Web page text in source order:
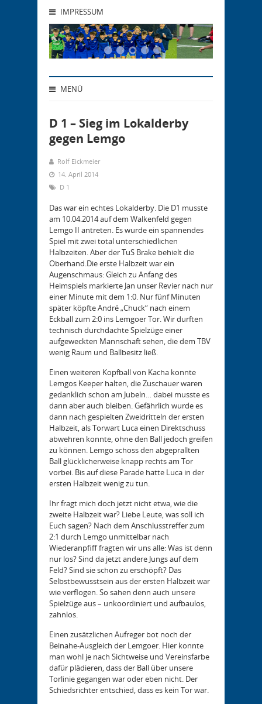
IMPRESSUM
MENÜ
D 1 – Sieg im Lokalderby
gegen Lemgo
Rolf Eickmeier
14. April 2014
D 1
Das war ein echtes Lokalderby. Die D1 musste
am 10.04.2014 auf dem Walkenfeld gegen
Lemgo II antreten. Es wurde ein spannendes
Spiel mit zwei total unterschiedlichen
Halbzeiten. Aber der TuS Brake behielt die
Oberhand.Die erste Halbzeit war ein
Augenschmaus: Gleich zu Anfang des
Heimspiels markierte Jan unser Revier nach nur
einer Minute mit dem 1:0. Nur fünf Minuten
später köpfte André „Chuck“ nach einem
Eckball zum 2:0 ins Lemgoer Tor. Wir durften
technisch durchdachte Spielzüge einer
aufgeweckten Mannschaft sehen, die dem TBV
wenig Raum und Ballbesitz ließ.
Einen weiteren Kopfball von Kacha konnte
Lemgos Keeper halten, die Zuschauer waren
gedanklich schon am Jubeln… dabei musste es
dann aber auch bleiben. Gefährlich wurde es
dann nach gespielten Zweidritteln der ersten
Halbzeit, als Torwart Luca einen Direktschuss
abwehren konnte, ohne den Ball jedoch greifen
zu können. Lemgo schoss den abgeprallten
Ball glücklicherweise knapp rechts am Tor
vorbei. Bis auf diese Parade hatte Luca in der
ersten Halbzeit wenig zu tun.
Ihr fragt mich doch jetzt nicht etwa, wie die
zweite Halbzeit war? Liebe Leute, was soll ich
Euch sagen? Nach dem Anschlusstreffer zum
2:1 durch Lemgo unmittelbar nach
Wiederanpfiff fragten wir uns alle: Was ist denn
nur los? Sind da jetzt andere Jungs auf dem
Feld? Sind sie schon zu erschöpft? Das
Selbstbewusstsein aus der ersten Halbzeit war
wie verflogen. So sahen denn auch unsere
Spielzüge aus – unkoordiniert und aufbaulos,
zahnlos.
Einen zusätzlichen Aufreger bot noch der
Beinahe-Ausgleich der Lemgoer. Hier konnte
man wohl je nach Sichtweise und Vereinsfarbe
dafür plädieren, dass der Ball über unsere
Torlinie gegangen war oder eben nicht. Der
Schiedsrichter entschied, dass es kein Tor war.